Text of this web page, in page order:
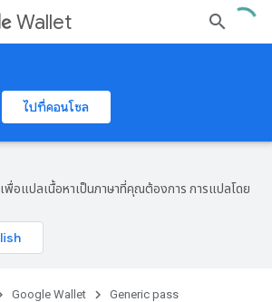
Wallet
ไปที่คอนโซล
เพื่อแปลเนื้อหาเป็นภาษาที่คุณต้องการ การแปลโดย
Google Wallet Generic pass